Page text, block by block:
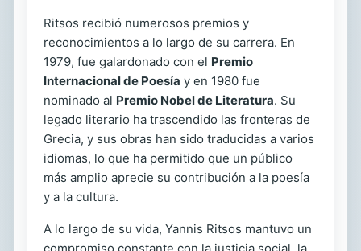
Ritsos recibió numerosos premios y
reconocimientos a lo largo de su carrera. En
1979, fue galardonado con el Premio
Internacional de Poesía y en 1980 fue
nominado al Premio Nobel de Literatura. Su
legado literario ha trascendido las fronteras de
Grecia, y sus obras han sido traducidas a varios
idiomas, lo que ha permitido que un público
más amplio aprecie su contribución a la poesía
y a la cultura.
A lo largo de su vida, Yannis Ritsos mantuvo un